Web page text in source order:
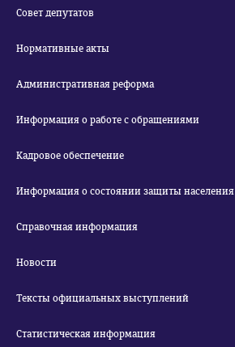
Совет депутатов
Нормативные акты
Административная реформа
Информация о работе с обращениями
Кадровое обеспечение
Информация о состоянии защиты населения
Справочная информация
Новости
Тексты официальных выступлений
Статистическая информация